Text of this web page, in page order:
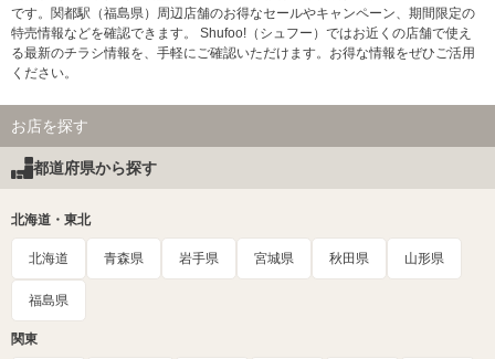
です。関都駅（福島県）周辺店舗のお得なセールやキャンペーン、期間限定の
特売情報などを確認できます。 Shufoo!（シュフー）ではお近くの店舗で使え
る最新のチラシ情報を、手軽にご確認いただけます。お得な情報をぜひご活用
ください。
お店を探す
都道府県から探す
北海道・東北
北海道 青森県 岩手県 宮城県 秋田県 山形県
福島県
関東